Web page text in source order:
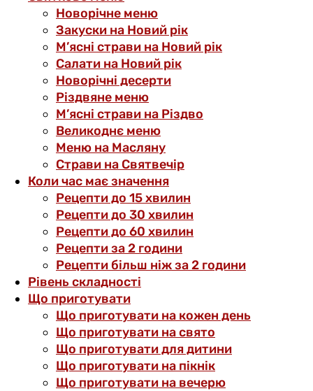
Новорічне меню
Закуски на Новий рік
М’ясні страви на Новий рік
Салати на Новий рік
Новорічні десерти
Різдвяне меню
М’ясні страви на Різдво
Великоднє меню
Меню на Масляну
Страви на Святвечір
Коли час має значення
Рецепти до 15 хвилин
Рецепти до 30 хвилин
Рецепти до 60 хвилин
Рецепти за 2 години
Рецепти більш ніж за 2 години
Рівень складності
Що приготувати
Що приготувати на кожен день
Що приготувати на свято
Що приготувати для дитини
Що приготувати на пікнік
Що приготувати на вечерю